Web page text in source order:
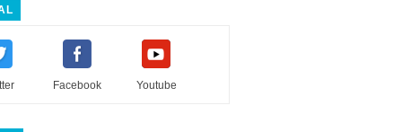
Facebook Youtube